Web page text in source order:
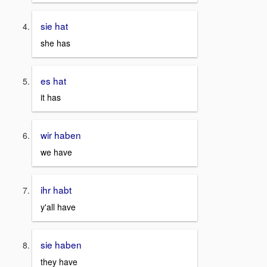
sie hat
she has
es hat
it has
wir haben
we have
ihr habt
y'all have
sie haben
they have